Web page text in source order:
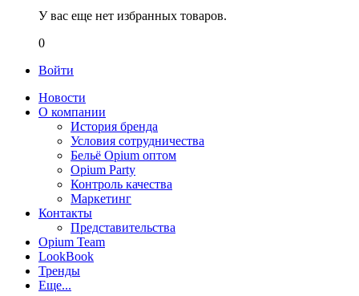
У вас еще нет избранных товаров.
0
Войти
Новости
О компании
История бренда
Условия сотрудничества
Бельё Opium оптом
Opium Party
Контроль качества
Маркетинг
Контакты
Представительства
Opium Team
LookBook
Тренды
Еще...